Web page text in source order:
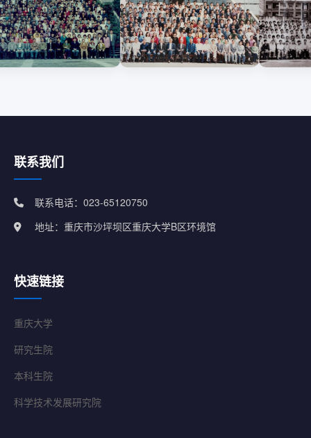
联系我们
联系电话：023-65120750
地址：重庆市沙坪坝区重庆大学B区环境馆
快速链接
重庆大学
研究生院
本科生院
科学技术发展研究院